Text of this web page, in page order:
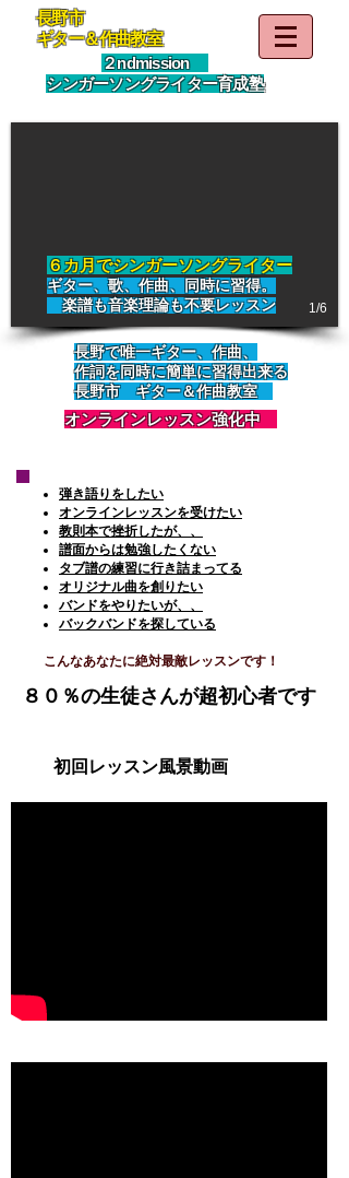
長野市
​ギター＆作曲教室
​２ndmission
シンガーソングライター育成塾
1/6
​６カ月でシンガーソングライター
ギター、歌、作曲、同時に習得。
楽譜も音楽理論も不要レッスン
オンラインレッスン強化中
長野で唯一ギター、作曲、
作詞を同時に簡単に習得出来る
長野市 ギター＆作曲教室
弾き語りをしたい
オンラインレッスンを受けたい
教則本で挫折したが、、
譜面からは勉強したくない
タブ譜の練習に行き詰まってる
オリジナル曲を創りたい
バンドをやりたいが、、
バックバンドを探している
​こんなあなたに絶対最敵レッスンです！
８０％の生徒さんが超初心者です
​初回レッスン風景動画